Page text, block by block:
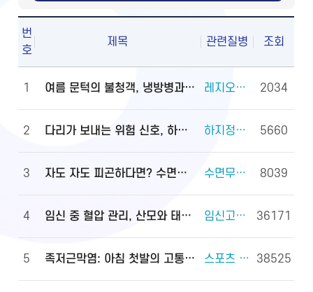
번
호
제목 관련질병 조회
1 여름 문턱의 불청객, 냉방병과 기립저혈압 관리법 레지오넬라증 외 2건 2034
2 다리가 보내는 위험 신호, 하지정맥류 하지정맥류 외 3건 5660
3 자도 자도 피곤하다면? 수면무호흡증 진단·관리법 수면무호흡증 외 2건 8039
4 임신 중 혈압 관리, 산모와 태아를 지키는 첫걸음 임신고혈압과 전자간증(임신중독증) 외 4건 36171
5 족저근막염: 아침 첫발의 고통, 원인과 대처법 스포츠 손상과 안전(족관절(발목 관절) 손상) 외 2건 38525